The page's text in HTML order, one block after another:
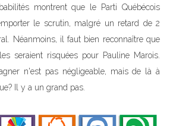
montrent que le Parti Québécois
le scrutin, malgré un retard de 2
Néanmoins, il faut bien reconnaître que
seraient risquées pour Pauline Marois.
n'est pas négligeable, mais de là à
Il y a un grand pas.